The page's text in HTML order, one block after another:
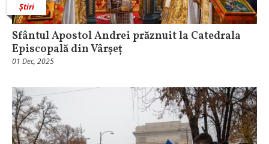
Știri
Sfântul Apostol Andrei prăznuit la Catedrala
Episcopală din Vârșeț
01 Dec, 2025